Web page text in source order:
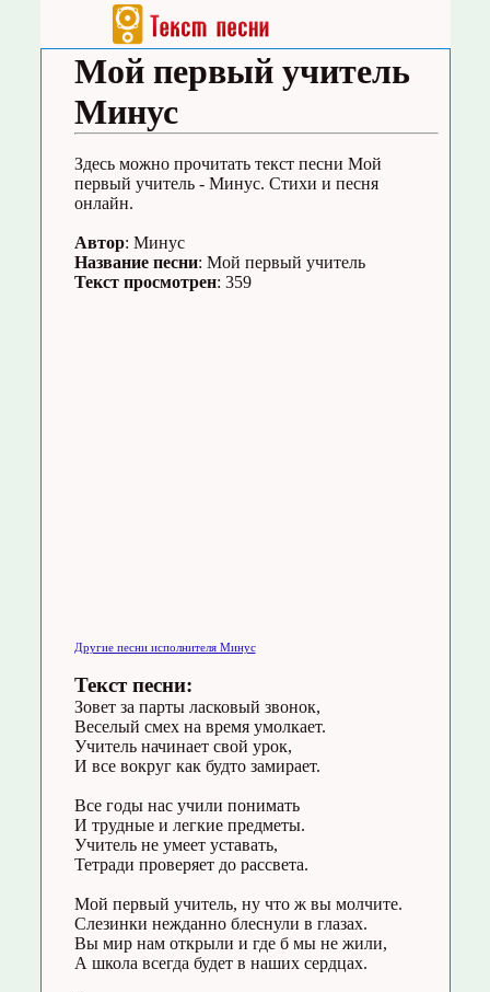
Мой первый учитель
Минус
Здесь можно прочитать текст песни Мой
первый учитель - Минус. Стихи и песня
онлайн.
Автор: Минус
Название песни: Мой первый учитель
Текст просмотрен: 359
Другие песни исполнителя Минус
Текст песни:
Зовет за парты ласковый звонок,
Веселый смех на время умолкает.
Учитель начинает свой урок,
И все вокруг как будто замирает.
Все годы нас учили понимать
И трудные и легкие предметы.
Учитель не умеет уставать,
Тетради проверяет до рассвета.
Мой первый учитель, ну что ж вы молчите.
Слезинки нежданно блеснули в глазах.
Вы мир нам открыли и где б мы не жили,
А школа всегда будет в наших сердцах.